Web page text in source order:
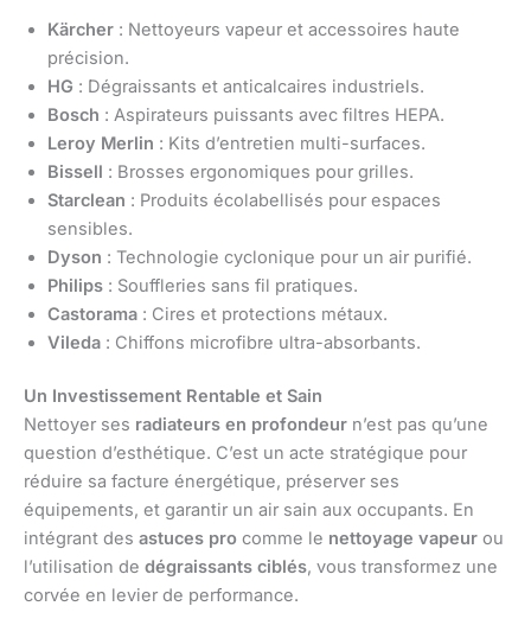
Kärcher : Nettoyeurs vapeur et accessoires haute
précision.
HG : Dégraissants et anticalcaires industriels.
Bosch : Aspirateurs puissants avec filtres HEPA.
Leroy Merlin : Kits d’entretien multi-surfaces.
Bissell : Brosses ergonomiques pour grilles.
Starclean : Produits écolabellisés pour espaces
sensibles.
Dyson : Technologie cyclonique pour un air purifié.
Philips : Souffleries sans fil pratiques.
Castorama : Cires et protections métaux.
Vileda : Chiffons microfibre ultra-absorbants.
Un Investissement Rentable et Sain
Nettoyer ses radiateurs en profondeur n’est pas qu’une
question d’esthétique. C’est un acte stratégique pour
réduire sa facture énergétique, préserver ses
équipements, et garantir un air sain aux occupants. En
intégrant des astuces pro comme le nettoyage vapeur ou
l’utilisation de dégraissants ciblés, vous transformez une
corvée en levier de performance.